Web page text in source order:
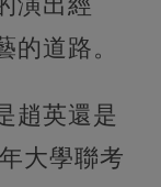
的道路。
趙英還是
大學聯考